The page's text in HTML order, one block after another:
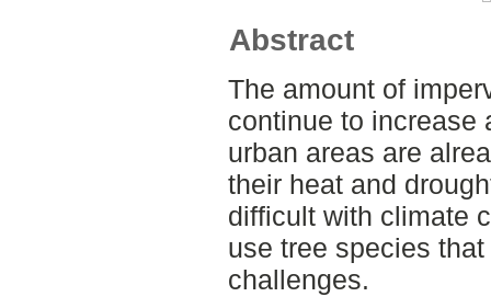
Abstract
The amount of
continue to increase
urban areas are
their heat and
difficult with climate
use tree species
challenges.